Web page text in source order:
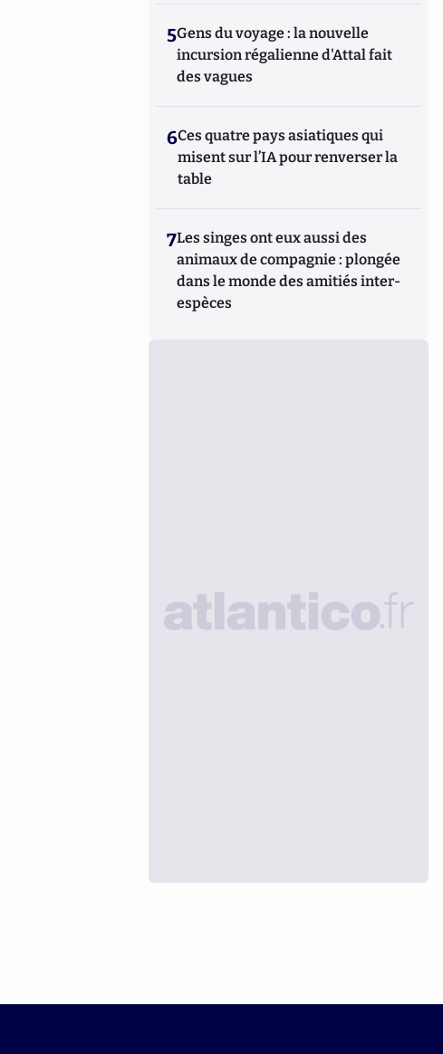
5Gens du voyage : la nouvelle
incursion régalienne d'Attal fait
des vagues
6Ces quatre pays asiatiques qui
misent sur l’IA pour renverser la
table
7Les singes ont eux aussi des
animaux de compagnie : plongée
dans le monde des amitiés inter-
espèces